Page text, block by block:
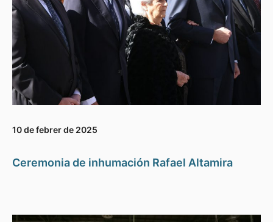
10 de febrer de 2025
Ceremonia de inhumación Rafael Altamira